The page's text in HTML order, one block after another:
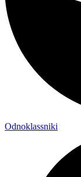
Odnoklassniki